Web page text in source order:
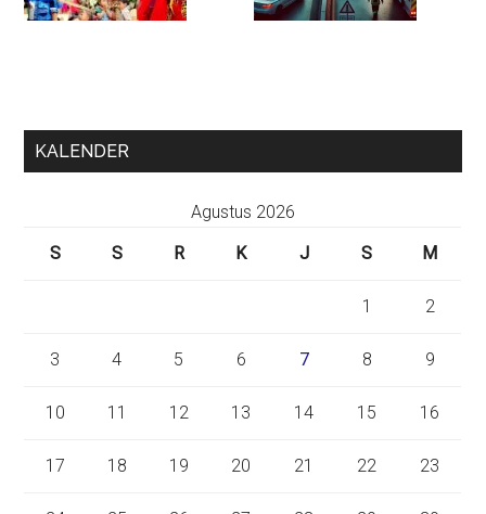
KALENDER
Agustus 2026
S
S R K J S M
1 2
3 4 5 6 7 8 9
10 11 12 13 14 15 16
17 18 19 20 21 22 23